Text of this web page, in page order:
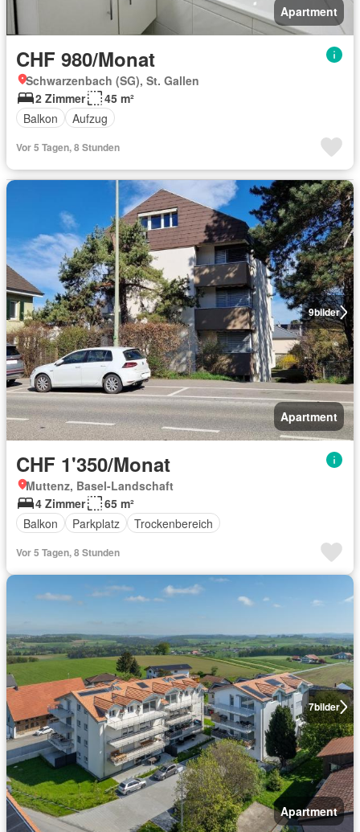
Apartment
CHF 980/Monat
Schwarzenbach (SG), St. Gallen
2 Zimmer
45 m²
Balkon
Aufzug
Vor 5 Tagen, 8 Stunden
9bilder
Apartment
CHF 1'350/Monat
Muttenz, Basel-Landschaft
4 Zimmer
65 m²
Balkon
Parkplatz Trockenbereich
Vor 5 Tagen, 8 Stunden
7bilder
Apartment